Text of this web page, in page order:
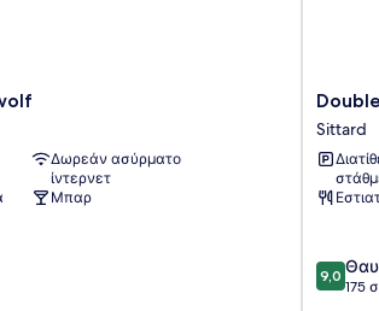
Δωρεάν ασύρματο
ίντερνετ
Μπαρ
By
Hilton
Sittard
Sittard
Sittard
9.0
στα
9,0
175